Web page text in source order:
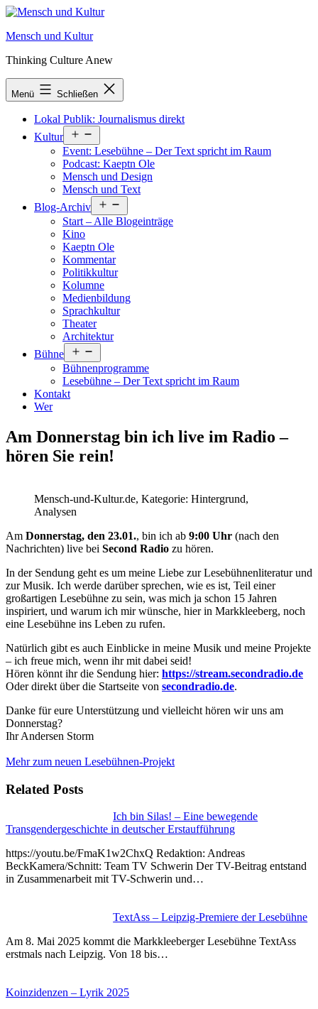
Zum
springen
Mensch und Kultur
Thinking Culture Anew
Menü Schließen
Lokal Publik: Journalismus direkt
Kultur
öffnen
Event: Lesebühne – Der Text spricht im Raum
Podcast: Kaeptn Ole
Mensch und Design
Mensch und Text
Blog-Archiv
öffnen
Start – Alle Blogeinträge
Kino
Kaeptn Ole
Kommentar
Politikkultur
Kolumne
Medienbildung
Sprachkultur
Theater
Architektur
Bühne
öffnen
Bühnenprogramme
Lesebühne – Der Text spricht im Raum
Kontakt
Wer
Am Donnerstag bin ich live im Radio –
hören Sie rein!
Mensch-und-Kultur.de, Kategorie: Hintergrund,
Analysen
Am Donnerstag, den 23.01., bin ich ab 9:00 Uhr (nach den
Nachrichten) live bei Second Radio zu hören.
In der Sendung geht es um meine Liebe zur Lesebühnenliteratur und
zur Musik. Ich werde darüber sprechen, wie es ist, Teil einer
großartigen Lesebühne zu sein, was mich ja schon 15 Jahren
inspiriert, und warum ich mir wünsche, hier in Markkleeberg, noch
eine Lesebühne ins Leben zu rufen.
Natürlich gibt es auch Einblicke in meine Musik und meine Projekte
– ich freue mich, wenn ihr mit dabei seid!
Hören könnt ihr die Sendung hier: https://stream.secondradio.de
Oder direkt über die Startseite von secondradio.de.
Danke für eure Unterstützung und vielleicht hören wir uns am
Donnerstag?
Ihr Andersen Storm
Mehr zum neuen Lesebühnen-Projekt
Related Posts
Ich bin Silas! – Eine bewegende
Transgendergeschichte in deutscher Erstaufführung
https://youtu.be/FmaK1w2ChxQ Redaktion: Andreas
BeckKamera/Schnitt: Team TV Schwerin Der TV-Beitrag entstand
in Zusammenarbeit mit TV-Schwerin und…
TextAss – Leipzig-Premiere der Lesebühne
Am 8. Mai 2025 kommt die Markkleeberger Lesebühne TextAss
erstmals nach Leipzig. Von 18 bis…
Koinzidenzen – Lyrik 2025